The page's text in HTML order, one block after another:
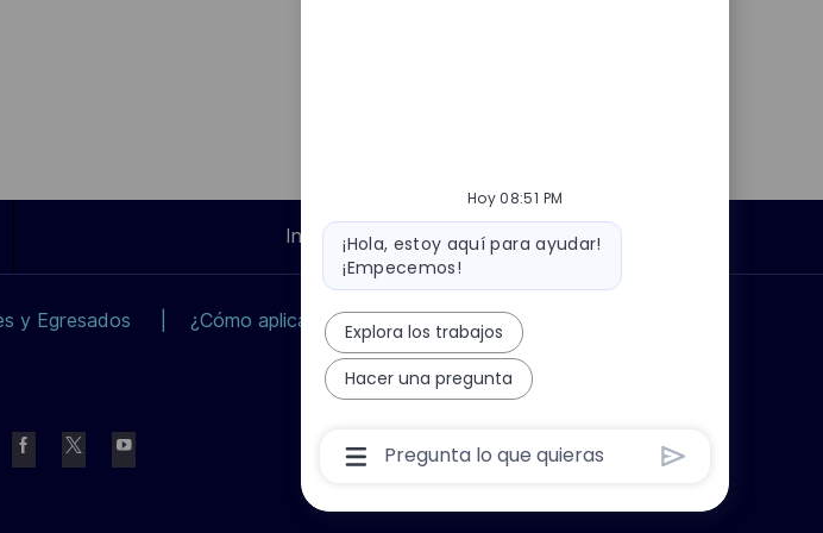
Información personal
y Egresados ¿Cómo aplicar? Grupo Thales
Hoy 08:51 PM
Mensaje
del
bot
¡Hola, estoy aquí para ayudar!
¡Empecemos!
Explora los trabajos
Hacer una pregunta
Cuadro
De